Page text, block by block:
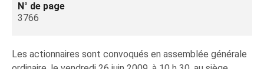
N° de page
3766
Les actionnaires sont convoqués en assemblée générale